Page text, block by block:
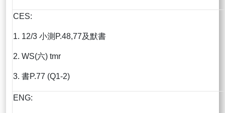
CES:
1. 12/3 小測P.48,77及默書
2. WS(六) tmr
3. 書P.77 (Q1-2)
ENG: